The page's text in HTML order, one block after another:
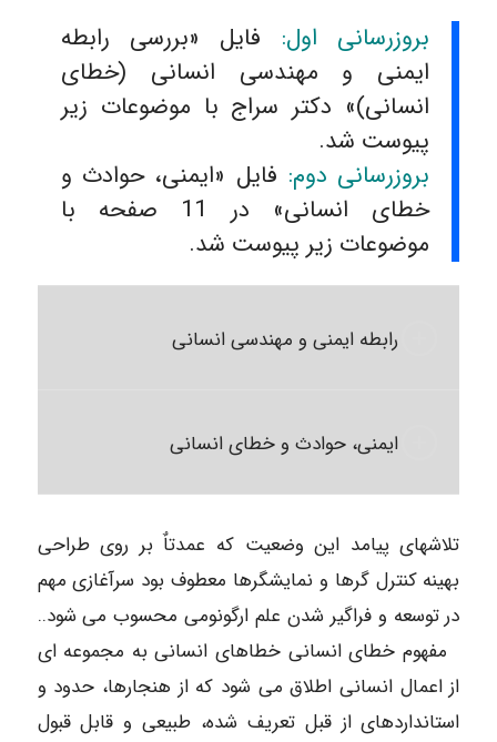
بروزرسانی اول: فایل «بررسی رابطه
ایمنی و مهندسی انسانی (خطای
انسانی)» دکتر سراج با موضوعات زیر
پیوست شد.
بروزرسانی دوم: فایل «ایمنی، حوادث و
خطای انسانی» در 11 صفحه با
موضوعات زیر پیوست شد.
رابطه ایمنی و مهندسی انسانی
ایمنی، حوادث و خطای انسانی
تلاشهای پیامد این وضعیت که عمدتاٌ بر روی طراحی
بهینه کنترل گرها و نمایشگرها معطوف بود سرآغازی مهم
در توسعه و فراگیر شدن علم ارگونومی محسوب می شود..
مفهوم خطای انسانی خطاهای انسانی به مجموعه ای
از اعمال انسانی اطلاق می شود که از هنجارها، حدود و
استانداردهای از قبل تعریف شده، طبیعی و قابل قبول